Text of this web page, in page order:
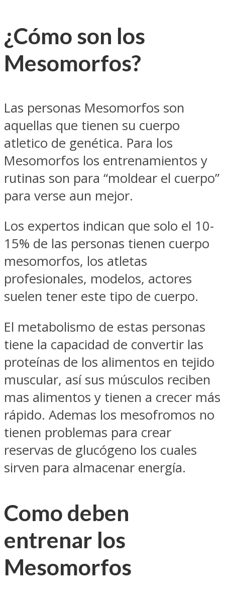
¿Cómo son los
Mesomorfos?
Las personas Mesomorfos son
aquellas que tienen su cuerpo
atletico de genética. Para los
Mesomorfos los entrenamientos y
rutinas son para “moldear el cuerpo”
para verse aun mejor.
Los expertos indican que solo el 10-
15% de las personas tienen cuerpo
mesomorfos, los atletas
profesionales, modelos, actores
suelen tener este tipo de cuerpo.
El metabolismo de estas personas
tiene la capacidad de convertir las
proteínas de los alimentos en tejido
muscular, así sus músculos reciben
mas alimentos y tienen a crecer más
rápido. Ademas los mesofromos no
tienen problemas para crear
reservas de glucógeno los cuales
sirven para almacenar energía.
Como deben
entrenar los
Mesomorfos